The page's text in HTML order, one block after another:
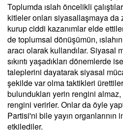
Toplumda ıslah öncelikli
kitleler onları siyasallaşmaya da
kurup ciddi kazanımlar elde
de toplumsal dönüşümün,
aracı olarak kullandılar. Siyasal
sıkıntı yaşadıkları dönemlerde
taleplerini dayatarak siyasal
şekilde var olma taktikleri
bulundukları yerin rengini
rengini verirler. Onlar da öyle
Partisi'ni bile yayın
etkilediler.